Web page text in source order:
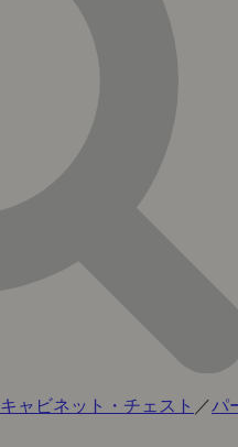
キャビネット・チェスト ／パ